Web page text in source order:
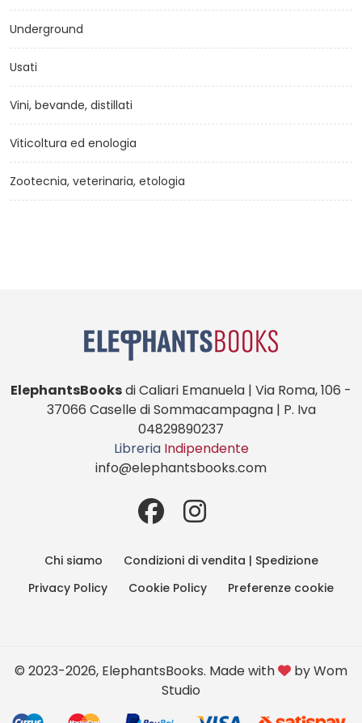
Underground
Usati
Vini, bevande, distillati
Viticoltura ed enologia
Zootecnia, veterinaria, etologia
ElephantsBooksdi Caliari Emanuela | Via Roma, 106 -
37066 Caselle di Sommacampagna | P. Iva
04829890237
Libreria Indipendente
info@elephantsbooks.com
Chi siamo
Condizioni di vendita | Spedizione
Privacy Policy
Cookie Policy Preferenze cookie
© 2023-2026, ElephantsBooks. Made with byWom
Studio